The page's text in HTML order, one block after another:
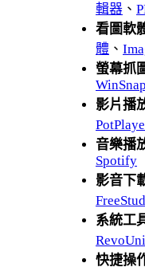
輯器 、
看圖軟
體 、
螢幕抓
WinSnap
影片播
音樂播
Spotify
影音下
系統工
快捷操